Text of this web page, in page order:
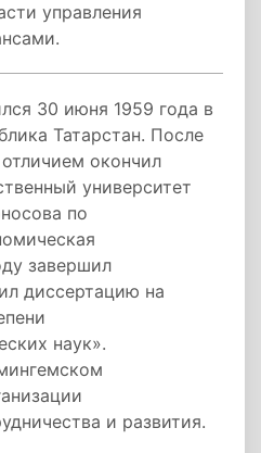
управления
30 июня 1959 года в
Татарстан. После
окончил
университет
по
завершил
диссертацию на
наук».
и развития.